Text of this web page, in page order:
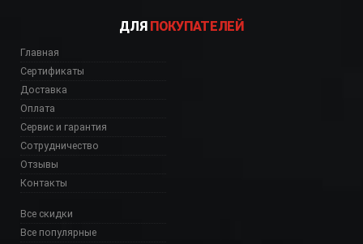
ДЛЯ ПОКУПАТЕЛЕЙ
Главная
Сертификаты
Доставка
Оплата
Сервис и гарантия
Сотрудничество
Отзывы
Контакты
Все скидки
Все популярные